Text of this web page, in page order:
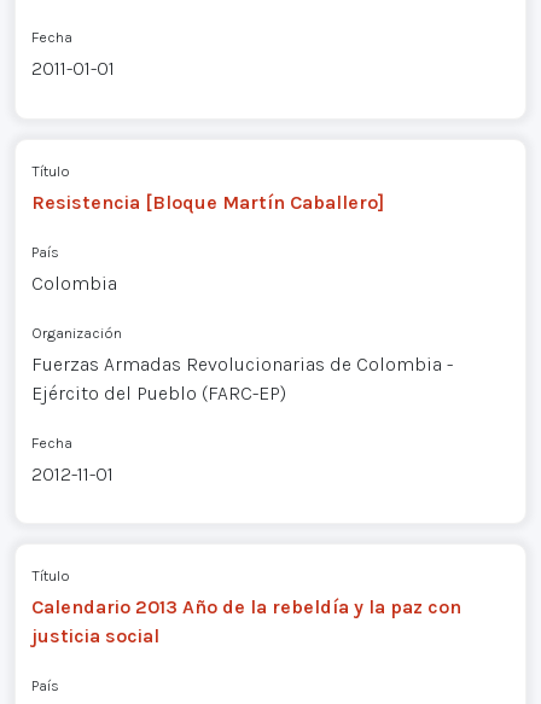
Fecha
2011-01-01
Título
Resistencia [Bloque Martín Caballero]
País
Colombia
Organización
Fuerzas Armadas Revolucionarias de Colombia -
Ejército del Pueblo (FARC-EP)
Fecha
2012-11-01
Título
Calendario 2013 Año de la rebeldía y la paz con
justicia social
País